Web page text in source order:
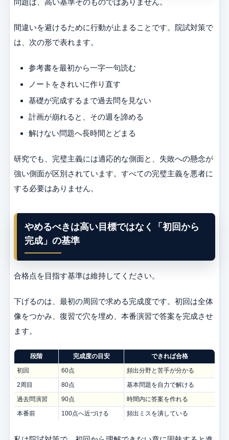
問題は、高い基準そのものではありません。
間違いを避けるために行動が止まることです。院試対策で
は、次の形で表れます。
参考書を最初から一字一句読む
ノートをきれいに作り直す
基礎が完成するまで過去問を見ない
計画が崩れると、その週を諦める
解けない問題へ長時間とどまる
研究でも、完璧主義には適応的な側面と、失敗への懸念が
強い側面が区別されています。すべての完璧主義を悪者に
する必要はありません。
やめるべきは高い目標ではなく「初回から
完成」の基準
合格点を目指す基準は維持してください。
下げるのは、最初の周回で求める完成度です。初回は全体
像をつかみ、復習で穴を埋め、本番演習で答案を完成させ
ます。
段階 完成度の目安
できれば合格
初回
60点
頻出分野と苦手が分かる
2周目
80点
基本問題を自力で解ける
過去問演習
90点
時間内に答案を作れる
本番前
100点へ近づける 頻出ミスを潰している